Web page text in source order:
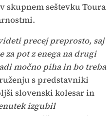
skupnem seštevku Toura
precej preprosto, saj
za pot z enega na drugi
močno piha in bo treba
s predstavniki
slovenski kolesar in
izgubil